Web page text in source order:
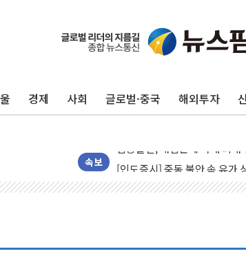
경제 사회 글로벌·중국 해외투자
속보
[사진] 빈살만과 에르도안의
이란와이어 "이란 최고지도
[인도증시] 중동 불안 속 유가
황희 '폐버스 청년주택' SNS
사우디·튀르키예·파키스탄,
신길동 신축도 3.3㎡당 7250